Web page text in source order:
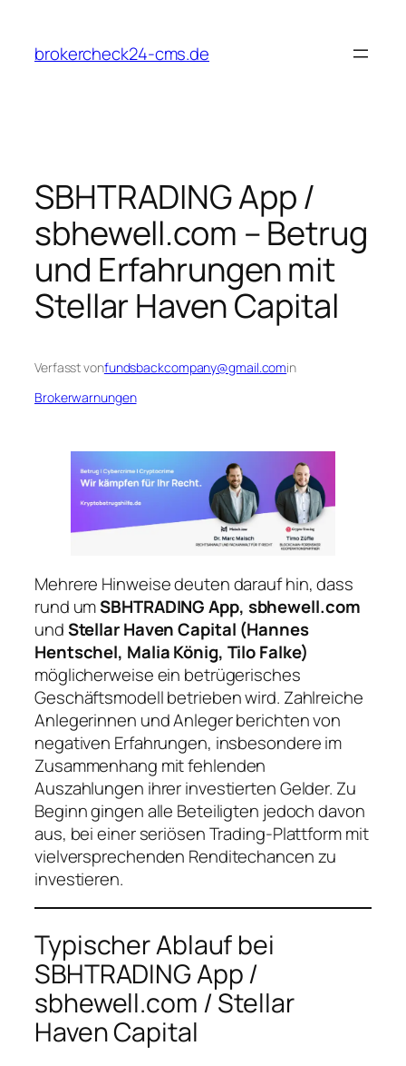
springen
brokercheck24-cms.de
SBHTRADING App /
sbhewell.com – Betrug
und Erfahrungen mit
Stellar Haven Capital
Verfasst vonfundsbackcompany@gmail.comin
Brokerwarnungen
Mehrere Hinweise deuten darauf hin, dass
rund umSBHTRADING App, sbhewell.com
undStellar Haven Capital (Hannes
Hentschel, Malia König, Tilo Falke)
möglicherweise ein betrügerisches
Geschäftsmodell betrieben wird. Zahlreiche
Anlegerinnen und Anleger berichten von
negativen Erfahrungen, insbesondere im
Zusammenhang mit fehlenden
Auszahlungen ihrer investierten Gelder. Zu
Beginn gingen alle Beteiligten jedoch davon
aus, bei einer seriösen Trading-Plattform mit
vielversprechenden Renditechancen zu
investieren.
Typischer Ablauf bei
SBHTRADING App /
sbhewell.com / Stellar
Haven Capital